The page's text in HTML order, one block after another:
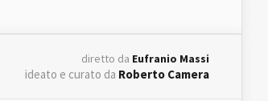
diretto da Eufranio Massi
ideato e curato da Roberto Camera